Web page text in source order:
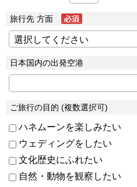
旅行先 方面
日本国内の出発空港
ご旅行の目的 (複数選択可)
ハネムーンを楽しみたい
ウェディングをしたい
文化歴史にふれたい
自然・動物を観察したい